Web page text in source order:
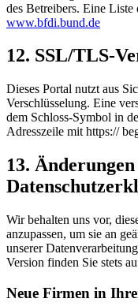
des Betreibers. Eine
www.bfdi.bund.de
12. SSL/TLS-
Dieses Portal nutzt aus
Verschlüsselung. Eine
dem Schloss-Symbol in
Adresszeile mit https://
13.
Wir behalten uns vor,
anzupassen, um sie an
unserer
Version finden Sie stets
Neue Firmen in